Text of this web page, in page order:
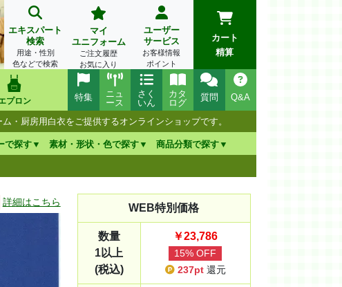
エキスパート
検索
用途・性別
色などで検索
マイ
ユニフォーム
ご注文履歴
お気に入り
ユーザー
サービス
お客様情報
ポイント
カート
精算
プロン Q&A
質問
カタ
ログ
さく
いん
ニュ
ース
特集
・厨房用白衣をご提供するオンラインショップです。
で探す 素材・形状・色で探す 商品分類で探す
詳細はこちら WEB特別価格
数量
1以上
(税込)
￥23,786
15% OFF
237pt 還元